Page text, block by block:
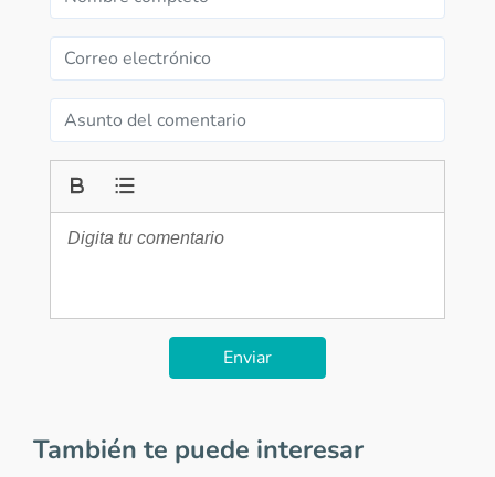
Enviar
También te puede interesar